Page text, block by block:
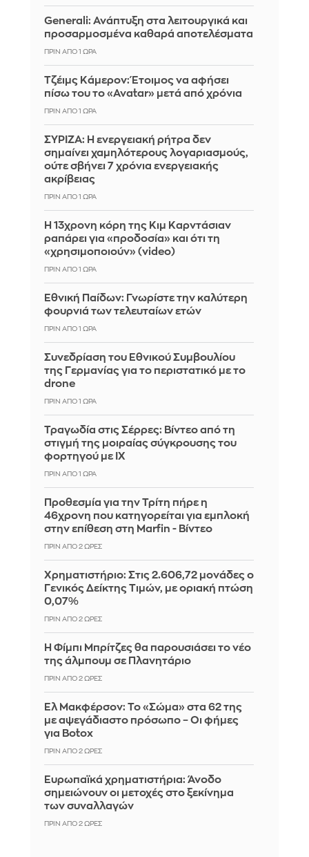
Generali: Ανάπτυξη στα λειτουργικά και
προσαρμοσμένα καθαρά αποτελέσματα
ΠΡΙΝ ΑΠΌ 1 ΏΡΑ
Τζέιμς Κάμερον: Έτοιμος να αφήσει
πίσω του το «Avatar» μετά από χρόνια
ΠΡΙΝ ΑΠΌ 1 ΏΡΑ
ΣΥΡΙΖΑ: Η ενεργειακή ρήτρα δεν
σημαίνει χαμηλότερους λογαριασμούς,
ούτε σβήνει 7 χρόνια ενεργειακής
ακρίβειας
ΠΡΙΝ ΑΠΌ 1 ΏΡΑ
Η 13χρονη κόρη της Κιμ Καρντάσιαν
ραπάρει για «προδοσία» και ότι τη
«χρησιμοποιούν» (video)
ΠΡΙΝ ΑΠΌ 1 ΏΡΑ
Εθνική Παίδων: Γνωρίστε την καλύτερη
φουρνιά των τελευταίων ετών
ΠΡΙΝ ΑΠΌ 1 ΏΡΑ
Συνεδρίαση του Εθνικού Συμβουλίου
της Γερμανίας για το περιστατικό με το
drone
ΠΡΙΝ ΑΠΌ 1 ΏΡΑ
Τραγωδία στις Σέρρες: Βίντεο από τη
στιγμή της μοιραίας σύγκρουσης του
φορτηγού με ΙΧ
ΠΡΙΝ ΑΠΌ 1 ΏΡΑ
Προθεσμία για την Τρίτη πήρε η
46χρονη που κατηγορείται για εμπλοκή
στην επίθεση στη Marfin - Βίντεο
ΠΡΙΝ ΑΠΌ 2 ΏΡΕΣ
Χρηματιστήριο: Στις 2.606,72 μονάδες ο
Γενικός Δείκτης Τιμών, με οριακή πτώση
0,07%
ΠΡΙΝ ΑΠΌ 2 ΏΡΕΣ
Η Φίμπι Μπρίτζες θα παρουσιάσει το νέο
της άλμπουμ σε Πλανητάριο
ΠΡΙΝ ΑΠΌ 2 ΏΡΕΣ
Ελ Μακφέρσον: Το «Σώμα» στα 62 της
με αψεγάδιαστο πρόσωπο – Οι φήμες
για Botox
ΠΡΙΝ ΑΠΌ 2 ΏΡΕΣ
Ευρωπαϊκά χρηματιστήρια: Άνοδο
σημειώνουν οι μετοχές στο ξεκίνημα
των συναλλαγών
ΠΡΙΝ ΑΠΌ 2 ΏΡΕΣ